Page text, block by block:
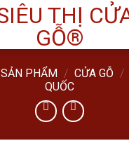
SẢN PHẨM / CỬA GỖ /
QUỐC